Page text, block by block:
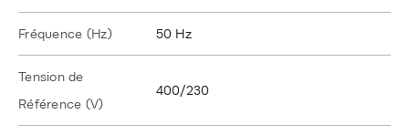
Fréquence (Hz) 50 Hz
Tension de
Référence (V)
400/230